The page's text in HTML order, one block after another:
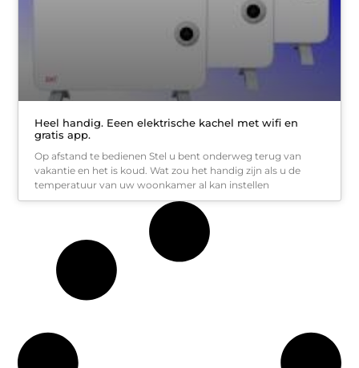
Heel handig. Eeen elektrische kachel met wifi en
gratis app.
Op afstand te bedienen Stel u bent onderweg terug van
vakantie en het is koud. Wat zou het handig zijn als u de
temperatuur van uw woonkamer al kan instellen